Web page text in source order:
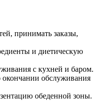
принимать заказы,
и диетическую
с кухней и баром.
окончании обслуживания
обеденной зоны.